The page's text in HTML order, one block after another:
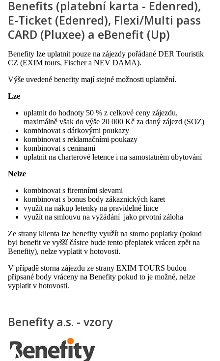
Benefits (platební karta - Edenred),
E-Ticket (Edenred), Flexi/Multi pass
CARD (Pluxee) a eBenefit (Up)
Benefity lze uplatnit pouze na zájezdy pořádané DER Touristik
CZ (EXIM tours, Fischer a NEV DAMA).
Výše uvedené benefity mají stejné možnosti uplatnění.
Lze
uplatnit do hodnoty 50 % z celkové ceny zájezdu,
maximálně však do výše 20 000 Kč za daný zájezd (SOZ)
kombinovat s dárkovými poukazy
kombinovat s reklamačními poukazy
kombinovat s ceninami
uplatnit na charterové letence i na samostatném ubytování
Nelze
kombinovat s firemními slevami
kombinovat s bonus body zákaznických karet
využít na nákup letenky na pravidelné lince
využít na smlouvu na vyžádání jako prvotní záloha
Ze strany klienta lze benefity využít na storno poplatky (pokud
byl benefit ve vyšší částce bude tento přeplatek vrácen zpět na
Benefity), nelze vyplatit v hotovosti.
V případě storna zájezdu ze strany EXIM TOURS budou
připsané body vráceny na Benefity pokud to je možné, nelze
vyplatit v hotovosti.
Benefity a.s. - vzory